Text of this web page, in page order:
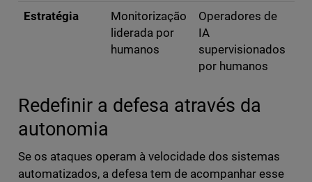
Estratégia
Monitorização
liderada por
humanos
Operadores de
IA
supervisionados
por humanos
Redefinir a defesa através da
autonomia
Se os ataques operam à velocidade dos sistemas
automatizados, a defesa tem de acompanhar esse